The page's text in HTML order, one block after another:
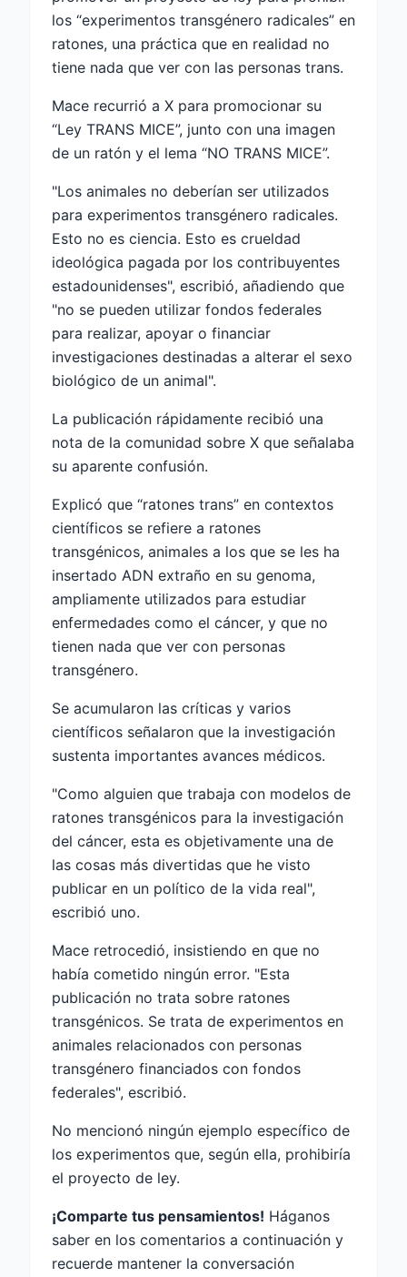
los “experimentos transgénero radicales” en
ratones, una práctica que en realidad no
tiene nada que ver con las personas trans.
Mace recurrió a X para promocionar su
“Ley TRANS MICE”, junto con una imagen
de un ratón y el lema “NO TRANS MICE”.
"Los animales no deberían ser utilizados
para experimentos transgénero radicales.
Esto no es ciencia. Esto es crueldad
ideológica pagada por los contribuyentes
estadounidenses", escribió, añadiendo que
"no se pueden utilizar fondos federales
para realizar, apoyar o financiar
investigaciones destinadas a alterar el sexo
biológico de un animal".
La publicación rápidamente recibió una
nota de la comunidad sobre X que señalaba
su aparente confusión.
Explicó que “ratones trans” en contextos
científicos se refiere a ratones
transgénicos, animales a los que se les ha
insertado ADN extraño en su genoma,
ampliamente utilizados para estudiar
enfermedades como el cáncer, y que no
tienen nada que ver con personas
transgénero.
Se acumularon las críticas y varios
científicos señalaron que la investigación
sustenta importantes avances médicos.
"Como alguien que trabaja con modelos de
ratones transgénicos para la investigación
del cáncer, esta es objetivamente una de
las cosas más divertidas que he visto
publicar en un político de la vida real",
escribió uno.
Mace retrocedió, insistiendo en que no
había cometido ningún error. "Esta
publicación no trata sobre ratones
transgénicos. Se trata de experimentos en
animales relacionados con personas
transgénero financiados con fondos
federales", escribió.
No mencionó ningún ejemplo específico de
los experimentos que, según ella, prohibiría
el proyecto de ley.
¡Comparte tus pensamientos! Háganos
saber en los comentarios a continuación y
recuerde mantener la conversación